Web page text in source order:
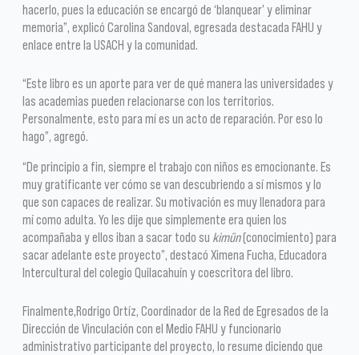
hacerlo, pues la educación se encargó de ‘blanquear’ y eliminar
memoria”, explicó Carolina Sandoval, egresada destacada FAHU y
enlace entre la USACH y la comunidad.
“Este libro es un aporte para ver de qué manera las universidades y
las academias pueden relacionarse con los territorios.
Personalmente, esto para mí es un acto de reparación. Por eso lo
hago”, agregó.
“De principio a fin, siempre el trabajo con niños es emocionante. Es
muy gratificante ver cómo se van descubriendo a sí mismos y lo
que son capaces de realizar. Su motivación es muy llenadora para
mí como adulta. Yo les dije que simplemente era quien los
acompañaba y ellos iban a sacar todo su kimün(conocimiento) para
sacar adelante este proyecto”, destacó Ximena Fucha, Educadora
Intercultural del colegio Quilacahuín y coescritora del libro.
Finalmente,Rodrigo Ortíz, Coordinador de la Red de Egresados de la
Dirección de Vinculación con el Medio FAHU y funcionario
administrativo participante del proyecto, lo resume diciendo que